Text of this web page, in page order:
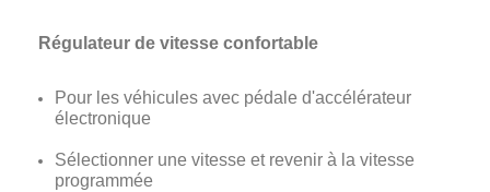
Régulateur de vitesse confortable
Pour les véhicules avec pédale d'accélérateur
électronique
Sélectionner une vitesse et revenir à la vitesse
programmée